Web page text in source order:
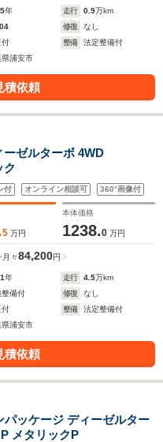
年 走行 0.9万km
修復
なし
付 整備
法定整備付
県浦安市
積依頼
ゼルターボ 4WD
付 オンライン相談可 360°画像付
5 万円
本体価格
1238.0 万円
月々84,200円
年 走行 4.5万km
整備付 修復
なし
付 整備
法定整備付
県浦安市
積依頼
ッケージ ディーゼルター
メタリックP